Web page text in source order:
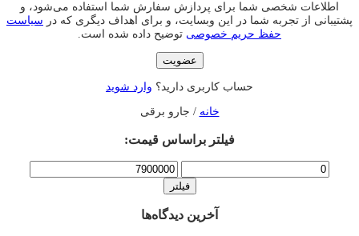
اطلاعات شخصی شما برای پردازش سفارش شما استفاده می‌شود، و
پشتیبانی از تجربه شما در این وبسایت، و برای اهداف دیگری که در سیاست
حفظ حریم خصوصی توضیح داده شده است.
عضویت
حساب کاربری دارید؟ وارد شوید
خانه / جارو برقی
فیلتر براساس قیمت:
حداقل
قیمت
حداکثر
قیمتفیلتر
آخرین دیدگاه‌ها